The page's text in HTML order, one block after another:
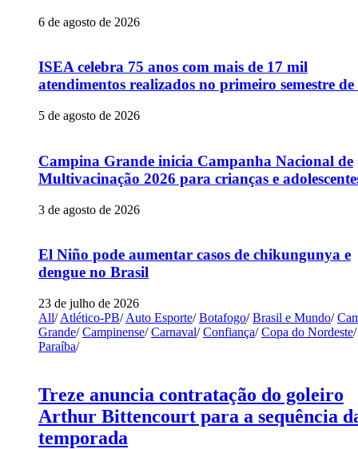
6 de agosto de 2026
ISEA celebra 75 anos com mais de 17 mil
atendimentos realizados no primeiro semestre de
5 de agosto de 2026
Campina Grande inicia Campanha Nacional de
Multivacinação 2026 para crianças e
3 de agosto de 2026
El Niño pode aumentar casos de chikungunya e
dengue no Brasil
23 de julho de 2026
All/ Atlético-PB/ Auto Esporte/ Botafogo/ Brasil e Mundo/
Grande/ Campinense/ Carnaval/ Confiança/ Copa do Nordeste/
Paraíba/
Treze anuncia contratação do goleiro
Arthur Bittencourt para a sequência
temporada